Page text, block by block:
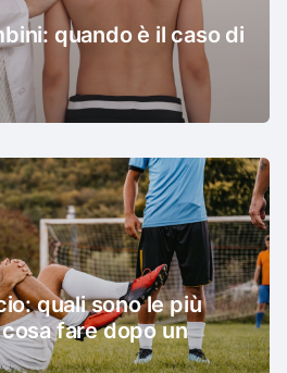
quando è il caso di
quali sono le più
fare dopo un